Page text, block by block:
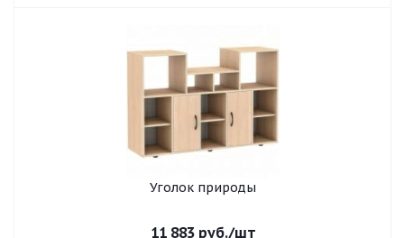
Уголок природы
11 883руб./шт